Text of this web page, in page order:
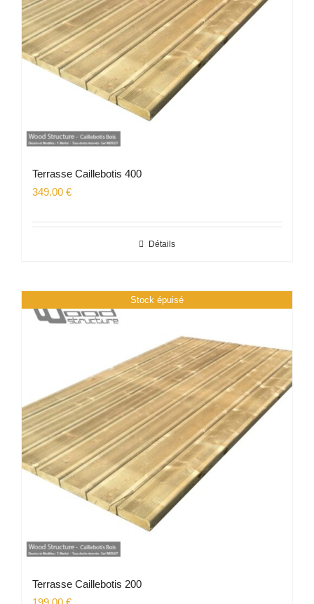
Terrasse Caillebotis 400
349.00 €
Détails
Stock épuisé
Terrasse Caillebotis 200